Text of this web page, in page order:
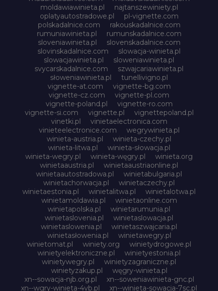
moldawiawinieta.pl
najtanszewiniety.pl
oplatyautostradowe.pl
pl-vignette.com
polskadalnice.com
rakouskadalnice.com
rumuniawinieta.pl
rumunskadalnice.com
sloveniawinieta.pl
slovenskadalnice.com
slovinskadalnice.com
slowacja-winieta.pl
slowacjawinieta.pl
sloweniawinieta.pl
svycarskadalnice.com
szwajcariawinieta.pl
słoweniawinieta.pl
tunellivigno.pl
vignette-at.com
vignette-bg.com
vignette-cz.com
vignette-pl.com
vignette-poland.pl
vignette-ro.com
vignette-si.com
vignette.pl
vignettepoland.pl
vinetki.pl
vinietaelectronica.com
vinieteelectronice.com
wegrywinieta.pl
winieta-austria.pl
winieta-czechy.pl
winieta-litwa.pl
winieta-słowacja.pl
winieta-wegry.pl
winieta-węgry.pl
winieta.org
winietaaustria.pl
winietaaustriaonline.pl
winietaautostradowa.pl
winietabulgaria.pl
winietachorwacja.pl
winietaczechy.pl
winietaestonia.pl
winietalitwa.pl
winietalotwa.pl
winietamoldawia.pl
winietaonline.com
winietapolska.pl
winietarumunia.pl
winietaslovenia.pl
winietaslowacja.pl
winietaslowenia.pl
winietaszwajcaria.pl
winietasłowenia.pl
winietawegry.pl
winietomat.pl
winiety.org
winietydrogowe.pl
winietyelektroniczne.pl
winietyestonia.pl
winietywegry.pl
winietyzagraniczne.pl
winietyzakup.pl
węgry-winieta.pl
xn--sowacja-njb.org.pl
xn--soweniawinieta-gnc.pl
xn--wgry-winieta-4vb.pl
xn--winieta-sowacja-7sc.pl